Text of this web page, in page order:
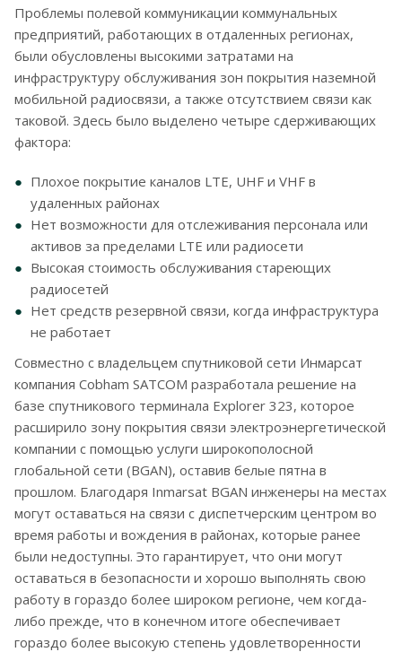
Проблемы полевой коммуникации коммунальных
предприятий, работающих в отдаленных регионах,
были обусловлены высокими затратами на
инфраструктуру обслуживания зон покрытия наземной
мобильной радиосвязи, а также отсутствием связи как
таковой. Здесь было выделено четыре сдерживающих
фактора:
Плохое покрытие каналов LTE, UHF и VHF в
удаленных районах
Нет возможности для отслеживания персонала или
активов за пределами LTE или радиосети
Высокая стоимость обслуживания стареющих
радиосетей
Нет средств резервной связи, когда инфраструктура
не работает
Совместно с владельцем спутниковой сети Инмарсат
компания Cobham SATCOM разработала решение на
базе спутникового терминала Explorer 323, которое
расширило зону покрытия связи электроэнергетической
компании с помощью услуги широкополосной
глобальной сети (BGAN), оставив белые пятна в
прошлом. Благодаря Inmarsat BGAN инженеры на местах
могут оставаться на связи с диспетчерским центром во
время работы и вождения в районах, которые ранее
были недоступны. Это гарантирует, что они могут
оставаться в безопасности и хорошо выполнять свою
работу в гораздо более широком регионе, чем когда-
либо прежде, что в конечном итоге обеспечивает
гораздо более высокую степень удовлетворенности